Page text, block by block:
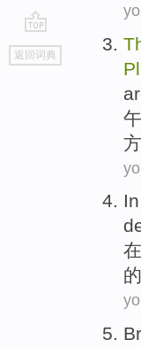
go
top
返回词典
方
In
在
的